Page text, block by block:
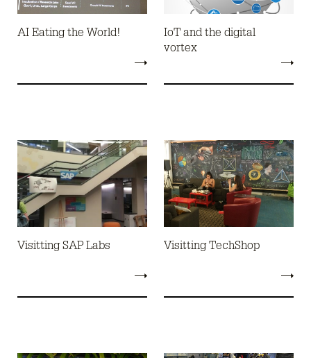
AI Eating the World!
IoT and the digital
vortex
Visitting SAP Labs Visitting TechShop